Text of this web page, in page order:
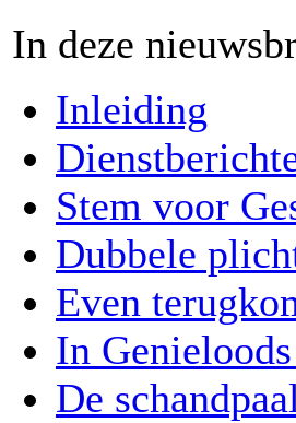
In deze
Inleiding
Stem voor
Dubbele
Even
In
De schandpaal